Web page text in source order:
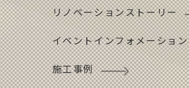
リノベーションストーリー
イベントインフォメーション
施工事例